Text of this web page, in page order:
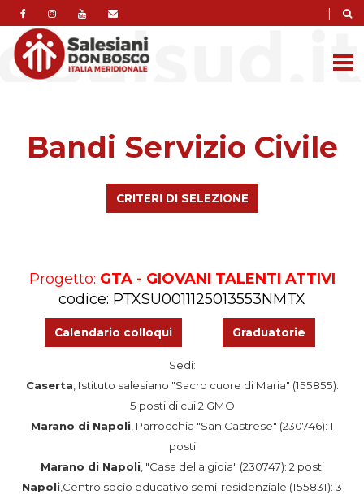
|
Bandi Servizio Civile
CRITERI DI SELEZIONE
Progetto: GTA - GIOVANI TALENTI ATTIVI
codice: PTXSU0011125013553NMTX
Calendario colloqui Graduatorie
Sedi:
Caserta , Istituto salesiano "Sacro cuore di Maria" (155855):
5 posti di cui 2 GMO
Marano di Napoli , Parrocchia "San Castrese" (230746): 1
posti
Marano di Napoli , "Casa della gioia" (230747): 2 posti
Napoli ,Centro socio educativo semi-residenziale (155831): 3